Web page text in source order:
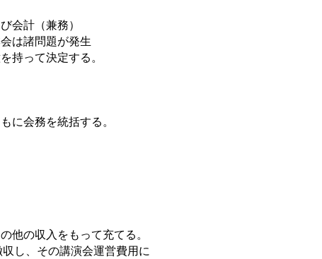
計（兼務）
諸問題が発生
って決定する。
会務を統括する。
収入をもって充てる。
、その講演会運営費用に